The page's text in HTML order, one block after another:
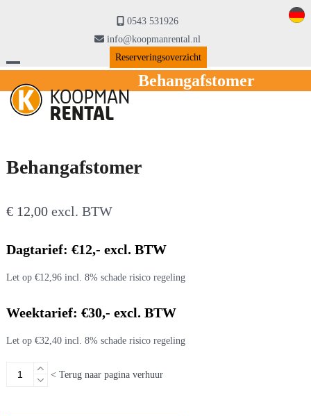
0543 531926
info@koopmanrental.nl
Reserveringsoverzicht
mobile
mobile
Behangafstomer
Behangafstomer
€12,00excl. BTW
Dagtarief: €12,- excl. BTW
Let op €12,96 incl. 8% schade risico regeling
Weektarief: €30,- excl. BTW
Let op €32,40 incl. 8% schade risico regeling
Behangafstomer
< Terug naar pagina verhuur